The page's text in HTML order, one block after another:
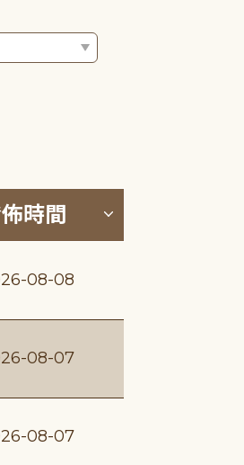
排序 (升降冪)
時間 按發佈時間
08-08
08-07
08-07